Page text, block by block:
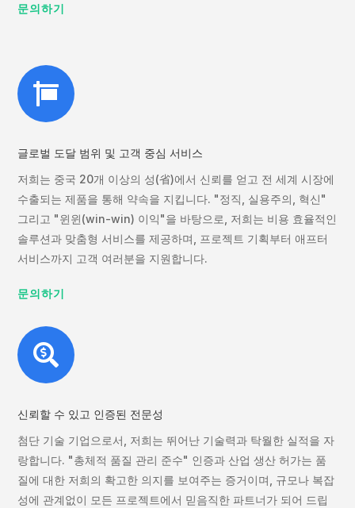
문의하기

글로벌 도달 범위 및 고객 중심 서비스
저희는 중국 20개 이상의 성(省)에서 신뢰를 얻고 전 세계 시장에
수출되는 제품을 통해 약속을 지킵니다. "정직, 실용주의, 혁신"
그리고 "윈윈(win-win) 이익"을 바탕으로, 저희는 비용 효율적인
솔루션과 맞춤형 서비스를 제공하며, 프로젝트 기획부터 애프터
서비스까지 고객 여러분을 지원합니다.
문의하기

신뢰할 수 있고 인증된 전문성
첨단 기술 기업으로서, 저희는 뛰어난 기술력과 탁월한 실적을 자
랑합니다. "총체적 품질 관리 준수" 인증과 산업 생산 허가는 품
질에 대한 저희의 확고한 의지를 보여주는 증거이며, 규모나 복잡
성에 관계없이 모든 프로젝트에서 믿음직한 파트너가 되어 드립